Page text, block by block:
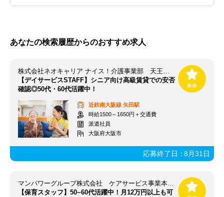
あなたの検索履歴からのおすすめ求人
株式会社ネオキャリア ナイス！介護事業部 天王寺支店／TNJ
【デイサービスSTAFF】シニア向け高級賃貸での安否
確認◎50代・60代活躍中！
近鉄南大阪線 矢田駅
時給1500～1650円＋交通費
派遣社員
大阪府大阪市
応募終了日：8月31日
マンパワーグループ株式会社 ケアサービス事業本部 関西保育/1009998
【保育スタッフ】50~60代活躍中！月12万円以上も可